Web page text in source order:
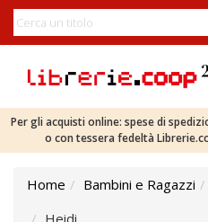
Per gli acquisti online: spese di
o con tessera fedeltà
Home Bambini e Ragazzi
Heidi